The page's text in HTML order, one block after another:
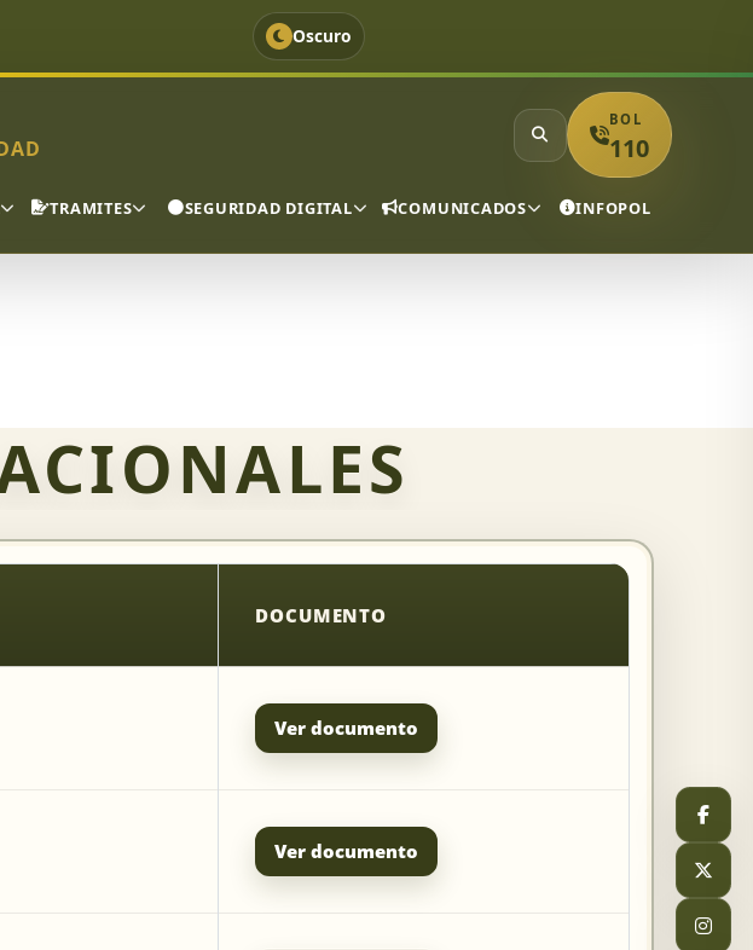
Oscuro
BOL
110
TRAMITES SEGURIDAD DIGITAL COMUNICADOS INFOPOL
DOCUMENTO
Ver documento
Ver documento